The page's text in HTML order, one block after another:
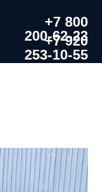
+7 800
200-62-23
+7 920
253-10-55